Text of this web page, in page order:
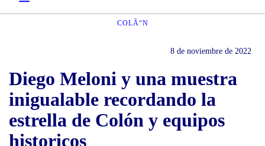
COLÃ“N
8 de noviembre de 2022
Diego Meloni y una muestra
inigualable recordando la
estrella de Colón y equipos
historicos